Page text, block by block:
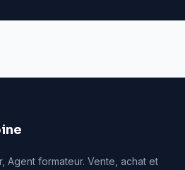
Agent formateur. Vente, achat et